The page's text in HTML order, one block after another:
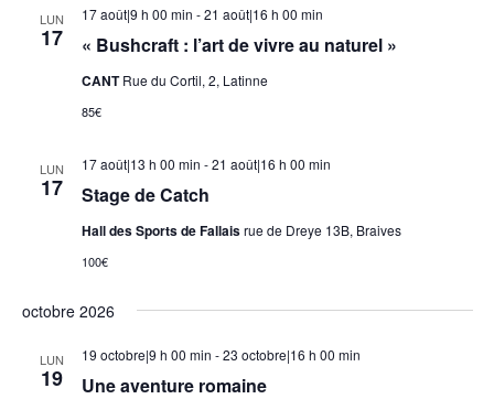
LUN
17 « Bushcraft : l’art de vivre au naturel »
17 août|9 h 00 min -21 août|16 h 00 min
CANTRue du Cortil, 2, Latinne
85€
LUN
17 Stage de Catch
17 août|13 h 00 min -21 août|16 h 00 min
Hall des Sports de Fallaisrue de Dreye 13B, Braives
100€
octobre 2026
LUN
19 Une aventure romaine
19 octobre|9 h 00 min -23 octobre|16 h 00 min